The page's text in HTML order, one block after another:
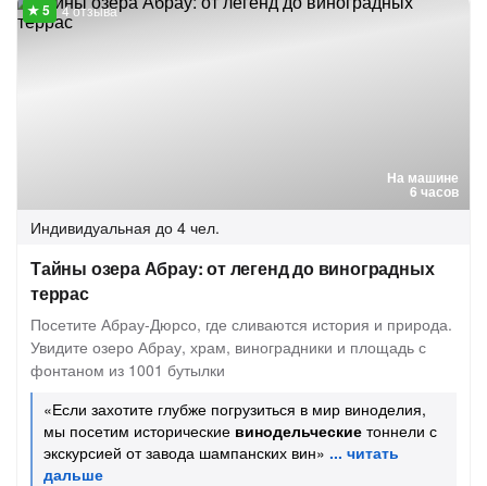
На машине
6 часов
4 отзыва
Индивидуальная до 4 чел.
Тайны озера Абрау: от легенд до виноградных
террас
Посетите Абрау-Дюрсо, где сливаются история и природа.
Увидите озеро Абрау, храм, виноградники и площадь с
фонтаном из 1001 бутылки
«Если захотите глубже погрузиться в мир виноделия,
мы посетим исторические винодельческие тоннели с
экскурсией от завода шампанских вин»